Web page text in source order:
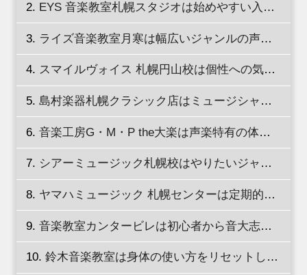
EYS 音楽教室札幌スタジオは始めやすい入会特典でサポートしてくれる！
ライズ音楽教室月寒は幅広いジャンルの声楽が習える！
スマイルヴォイス 札幌円山校は個性への気づきをサポートするレッスン！
島村楽器札幌クラシック店はミュージシャンと共演経験のある講師がレッスン！
音楽工房G・M・P the大楽は声楽特有の体の使い方が学べる！
シアーミュージック札幌校はやりたいジャンルに対応した講師のレッスンが受講できる！
ヤマハミュージック 札幌センターは定期的なレッスンをマンツーマンで受講！
音楽教室カンタービレは初心者から音大志望まで丁寧にレッスン！
鈴木音楽教室は身体の使い方をリセットし自然な声を出せるように指導！